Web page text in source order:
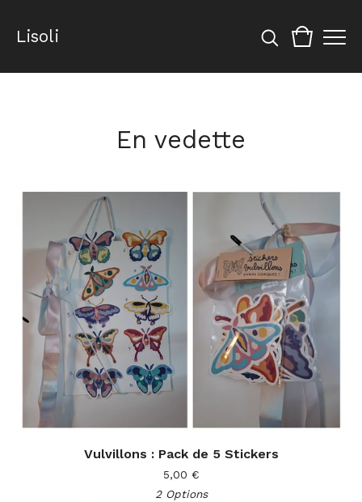
Lisoli
En vedette
Vulvillons : Pack de 5 Stickers
5,00 €
2 Options